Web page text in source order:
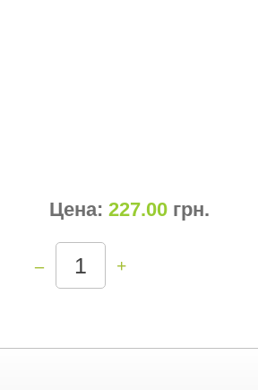
Цена: 227.00 грн.
– +